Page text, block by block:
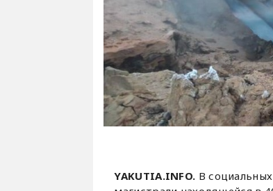
YAKUTIA.INFO. В